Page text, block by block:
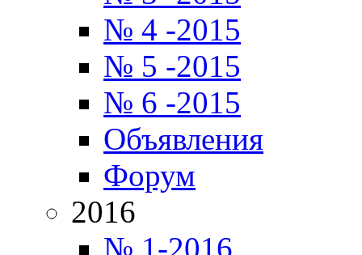
№ 4 -2015
№ 5 -2015
№ 6 -2015
Объявления
Форум
2016